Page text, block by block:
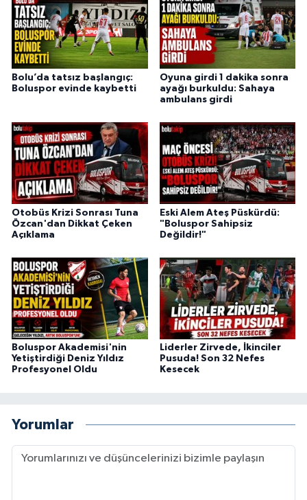
Bolu’da tatsız başlangıç:
Boluspor evinde kaybetti
Oyuna girdi 1 dakika sonra
ayağı burkuldu: Sahaya
ambulans girdi
Otobüs Krizi Sonrası Tuna
Özcan'dan Dikkat Çeken
Açıklama
Eski Alem Ateş Püskürdü:
"Boluspor Sahipsiz
Değildir!"
Boluspor Akademisi'nin
Yetiştirdiği Deniz Yıldız
Profesyonel Oldu
Liderler Zirvede, İkinciler
Pusuda! Son 32 Nefes
Kesecek
Yorumlar